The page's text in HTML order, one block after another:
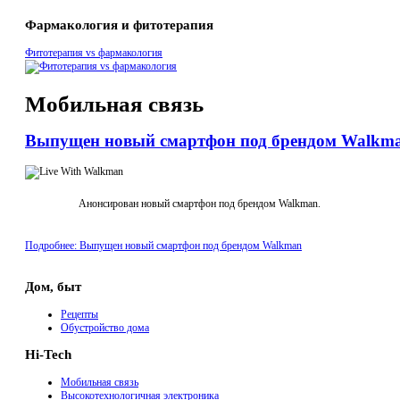
Фармакология и фитотерапия
Фитотерапия vs фармакология
Мобильная связь
Выпущен новый смартфон под брендом
Анонсирован новый смартфон под брендом Walkman.
Подробнее: Выпущен новый смартфон под брендом Walkman
Дом, быт
Рецепты
Обустройство дома
Hi-Tech
Мобильная связь
Высокотехнологичная электроника